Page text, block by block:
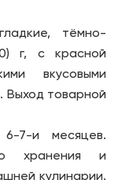
тёмно-
г, с красной
вкусовыми
Выход товарной
7-и месяцев.
хранения и
кулинарии.